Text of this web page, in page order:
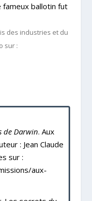
fameux ballotin fut
des industries et du
sur :
de Darwin. Aux
: Jean Claude
sur :
aux-